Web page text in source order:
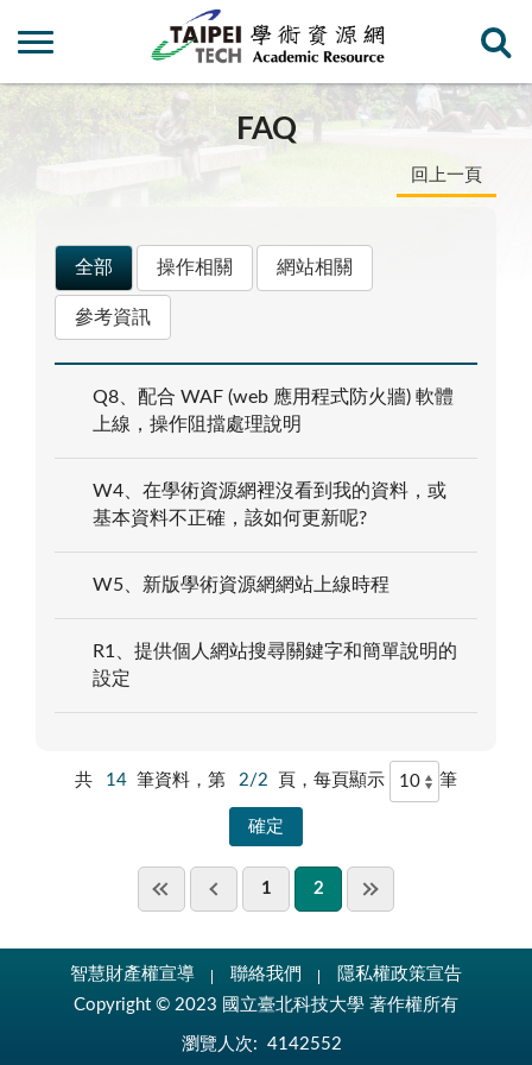
FAQ
回上一頁
全部 操作相關 網站相關
參考資訊
Q8、配合 WAF (web 應用程式防火牆) 軟體
上線，操作阻擋處理說明
W4、在學術資源網裡沒看到我的資料，或
基本資料不正確，該如何更新呢?
W5、新版學術資源網網站上線時程
R1、提供個人網站搜尋關鍵字和簡單說明的
設定
共 14 筆資料，第 2/2 頁，每頁顯示 筆
1 2
智慧財產權宣導 聯絡我們
隱私權政策宣告
Copyright © 2023 國立臺北科技大學 著作權所有
瀏覽人次: 4142552